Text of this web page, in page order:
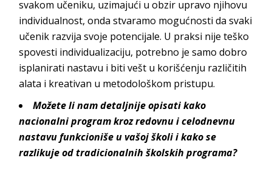
svakom učeniku, uzimajući u obzir upravo njihovu
individualnost, onda stvaramo mogućnosti da svaki
učenik razvija svoje potencijale. U praksi nije teško
spovesti individualizaciju, potrebno je samo dobro
isplanirati nastavu i biti vešt u korišćenju različitih
alata i kreativan u metodološkom pristupu.
Možete li nam detaljnije opisati kako
nacionalni program kroz redovnu i celodnevnu
nastavu funkcioniše u vašoj školi i kako se
razlikuje od tradicionalnih školskih programa?